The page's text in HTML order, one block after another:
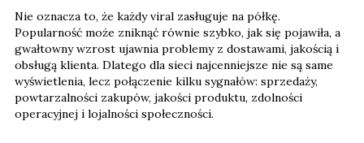
Nie oznacza to, że każdy viral zasługuje na półkę.
Popularność może zniknąć równie szybko, jak się pojawiła, a
gwałtowny wzrost ujawnia problemy z dostawami, jakością i
obsługą klienta. Dlatego dla sieci najcenniejsze nie są same
wyświetlenia, lecz połączenie kilku sygnałów: sprzedaży,
powtarzalności zakupów, jakości produktu, zdolności
operacyjnej i lojalności społeczności.